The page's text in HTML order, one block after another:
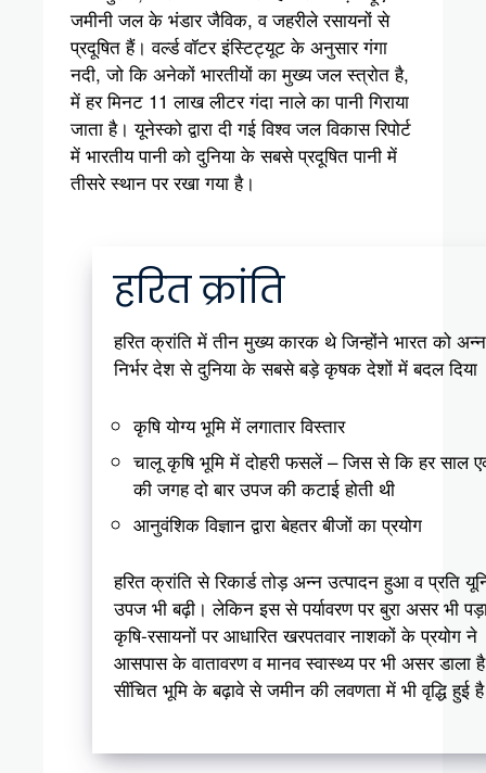
जमीनी जल के भंडार जैविक, व जहरीले रसायनों से
प्रदूषित हैं। वर्ल्ड वॉटर इंस्टिट्यूट के अनुसार गंगा
नदी, जो कि अनेकों भारतीयों का मुख्य जल स्त्रोत है,
में हर मिनट 11 लाख लीटर गंदा नाले का पानी गिराया
जाता है। यूनेस्को द्वारा दी गई विश्व जल विकास रिपोर्ट
में भारतीय पानी को दुनिया के सबसे प्रदूषित पानी में
तीसरे स्थान पर रखा गया है।
हरित क्रांति
हरित क्रांति में तीन मुख्य कारक थे जिन्होंने भारत को अन्न
निर्भर देश से दुनिया के सबसे बड़े कृषक देशों में बदल दिया
कृषि योग्य भूमि में लगातार विस्तार
चालू कृषि भूमि में दोहरी फसलें – जिस से कि हर साल
की जगह दो बार उपज की कटाई होती थी
आनुवंशिक विज्ञान द्वारा बेहतर बीजों का प्रयोग
हरित क्रांति से रिकार्ड तोड़ अन्न उत्पादन हुआ व प्रति
उपज भी बढ़ी। लेकिन इस से पर्यावरण पर बुरा असर भी
कृषि-रसायनों पर आधारित खरपतवार नाशकों के प्रयोग ने
आसपास के वातावरण व मानव स्वास्थ्य पर भी असर डाला
सींचित भूमि के बढ़ावे से जमीन की लवणता में भी वृद्धि हुई